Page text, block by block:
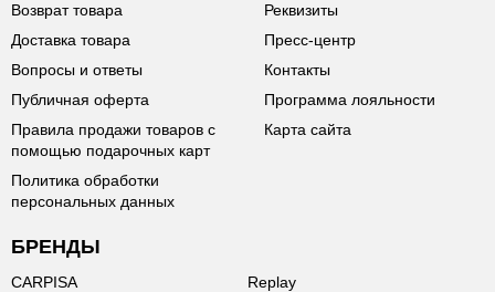
Возврат товара
Доставка товара
Вопросы и ответы
Публичная оферта
Правила продажи товаров с
помощью подарочных карт
Политика обработки
персональных данных
Реквизиты
Пресс-центр
Контакты
Программа лояльности
Карта сайта
БРЕНДЫ
CARPISA
Replay